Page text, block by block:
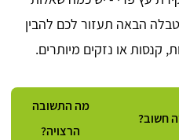
הבאה תעזור לכם להבין
קנסות או נזקים מיותרים.
חשוב?
מה התשובה
הרצויה?